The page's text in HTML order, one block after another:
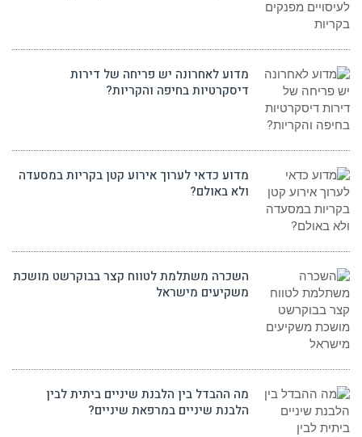
מדוע לאחרונה יש פריחה של דירות
דיסקרטיות בחיפה והקריות?
מדוע כדאי לערוך אירוע קטן בקריות במסעדה
ולא באולם?
השכרה משתלמת לטווח קצר בבוקרשט מושכת
משקיעים מישראל
מה ההבדל בין הלבנת שיניים ביתית לבין
הלבנת שיניים במרפאת שיניים?